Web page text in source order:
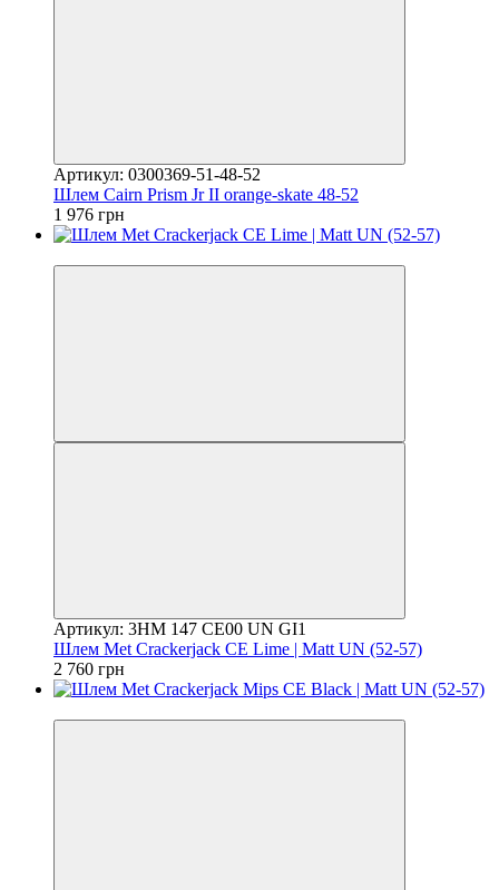
Артикул: 0300369-51-48-52
Шлем Cairn Prism Jr II orange-skate 48-52
1 976 грн
Артикул: 3HM 147 CE00 UN GI1
Шлем Met Crackerjack CE Lime | Matt UN (52-57)
2 760 грн